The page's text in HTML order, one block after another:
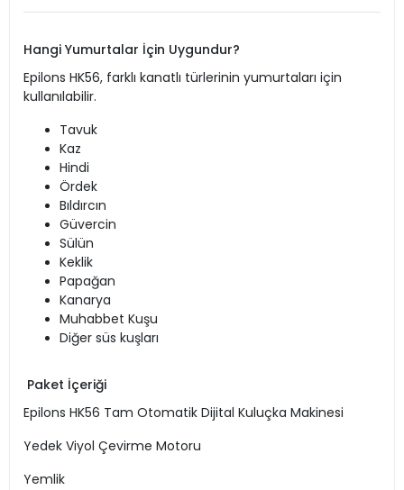
Hangi Yumurtalar İçin Uygundur?
Epilons HK56, farklı kanatlı türlerinin yumurtaları için
kullanılabilir.
Tavuk
Kaz
Hindi
Ördek
Bıldırcın
Güvercin
Sülün
Keklik
Papağan
Kanarya
Muhabbet Kuşu
Diğer süs kuşları
Paket İçeriği
Epilons HK56 Tam Otomatik Dijital Kuluçka Makinesi
Yedek Viyol Çevirme Motoru
Yemlik